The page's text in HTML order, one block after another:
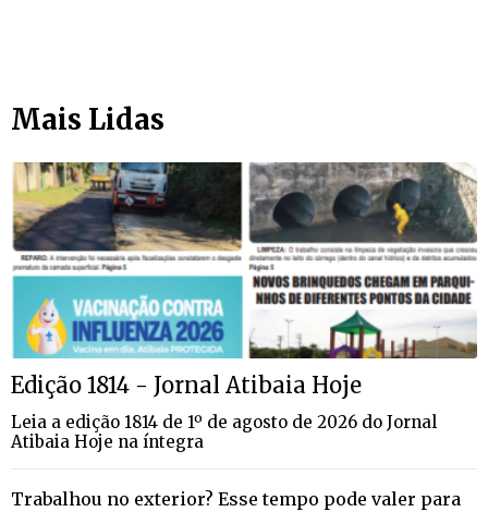
Mais Lidas
Edição 1814 - Jornal Atibaia Hoje
Leia a edição 1814 de 1º de agosto de 2026 do Jornal
Atibaia Hoje na íntegra
Trabalhou no exterior? Esse tempo pode valer para